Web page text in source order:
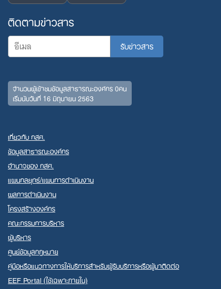
ติดตามข่าวสาร
จำนวนผู้เข้าชมข้อมูลสาธารณะองค์กร 0คน
เริ่มนับวันที่ 16 มิถุนายน 2563
เกี่ยวกับ กสศ.
ข้อมูลสาธารณะองค์กร
อำนาจของ กสศ.
แผนกลยุทธ์/แผนการดำเนินงาน
ผลการดำเนินงาน
โครงสร้างองค์กร
คณะกรรมการบริหาร
ผู้บริหาร
ศูนย์ข้อมูลกฎหมาย
คู่มือหรือแนวทางการให้บริการสำหรับผู้รับบริการหรือผู้มาติดต่อ
EEF Portal (ใช้เฉพาะภายใน)